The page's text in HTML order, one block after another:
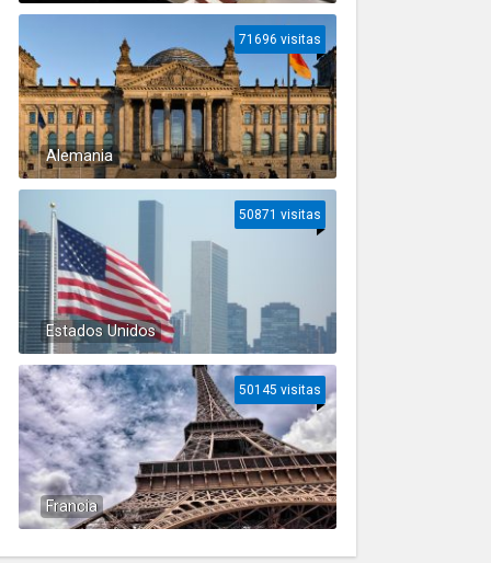
Alemania
71696 visitas
Estados Unidos
50871 visitas
Francia
50145 visitas